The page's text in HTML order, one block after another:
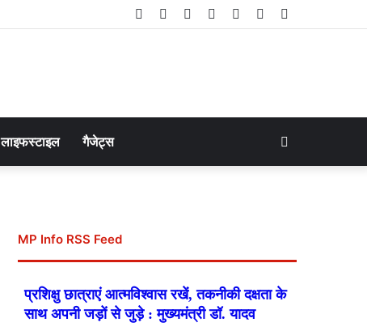
Telegram
Instagram
YouTube
LinkedIn
Twitter
Facebook
लाइफस्टाइल गैजेट्स
MP Info RSS Feed